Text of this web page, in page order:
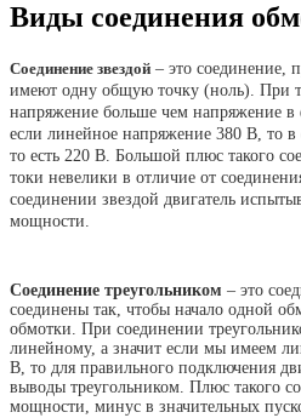
Виды соединения
Соединение звездой – это соединение,
имеют одну общую точку (ноль). При
напряжение больше чем напряжение в
если линейное напряжение 380 В, то в
то есть 220 В. Большой плюс такого
токи невелики в отличие от
соединении звездой двигатель
мощности.
Соединение треугольником – это
соединены так, чтобы начало одной
обмотки. При соединении
линейному, а значит если мы имеем
В, то для правильного подключения
выводы треугольником. Плюс такого
мощности, минус в значительных